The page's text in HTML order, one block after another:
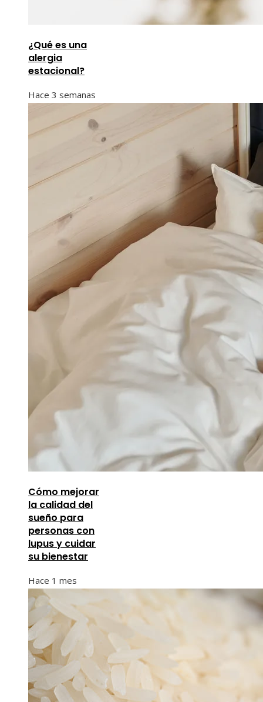
¿Qué es una
alergia
estacional?
Hace 3 semanas
Cómo mejorar
la calidad del
sueño para
personas con
lupus y cuidar
su bienestar
Hace 1 mes